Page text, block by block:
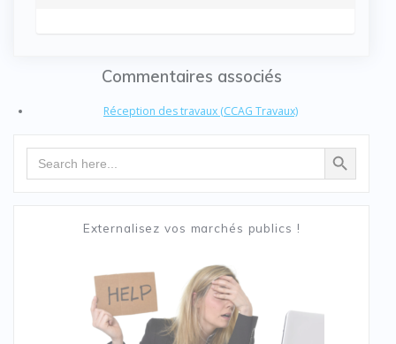
Commentaires associés
Réception des travaux (CCAG Travaux)
Search Search Button
Externalisez vos marchés publics !